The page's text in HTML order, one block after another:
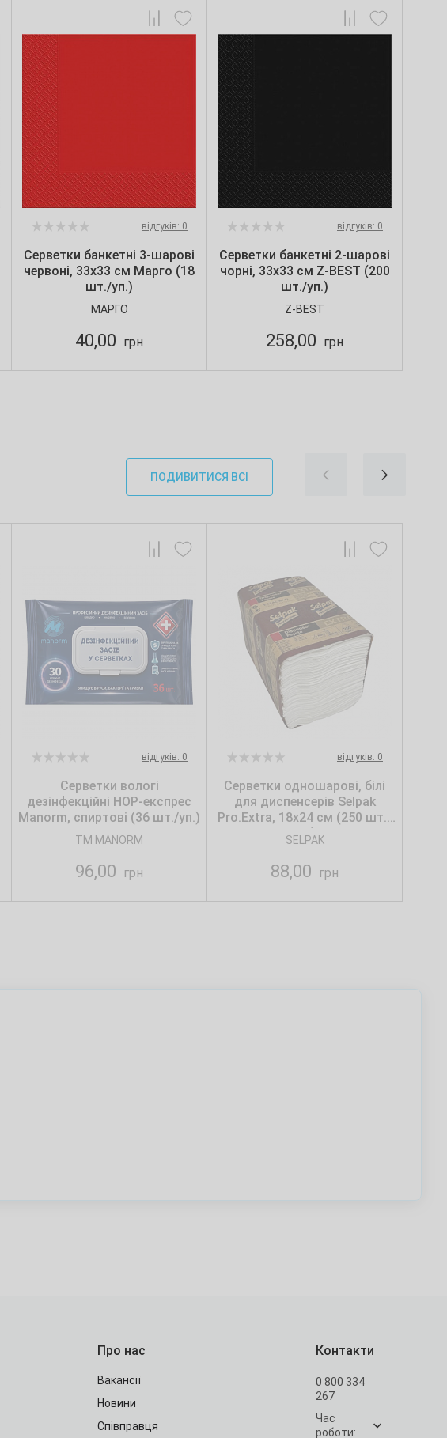
відгуків: 0
Серветки банкетні 3-шарові
червоні, 33х33 см Марго (18
шт./уп.)
МАРГО
40,00 грн
відгуків: 0
Серветки банкетні 2-шарові
чорні, 33х33 см Z-BEST (200
шт./уп.)
Z-BEST
258,00 грн
ПОДИВИТИСЯ ВСІ
відгуків: 0
Серветки вологі
дезінфекційні НОР-експрес
Manorm, спиртові (36 шт./уп.)
TM MANORM
96,00 грн
відгуків: 0
Серветки одношарові, білі
для диспенсерів Selpak
Pro.Extra, 18х24 см (250 шт./
уп.)
SELPAK
88,00 грн
Про нас
Вакансії
Новини
Співправця
Контакти
0 800 334
267
Час
роботи: